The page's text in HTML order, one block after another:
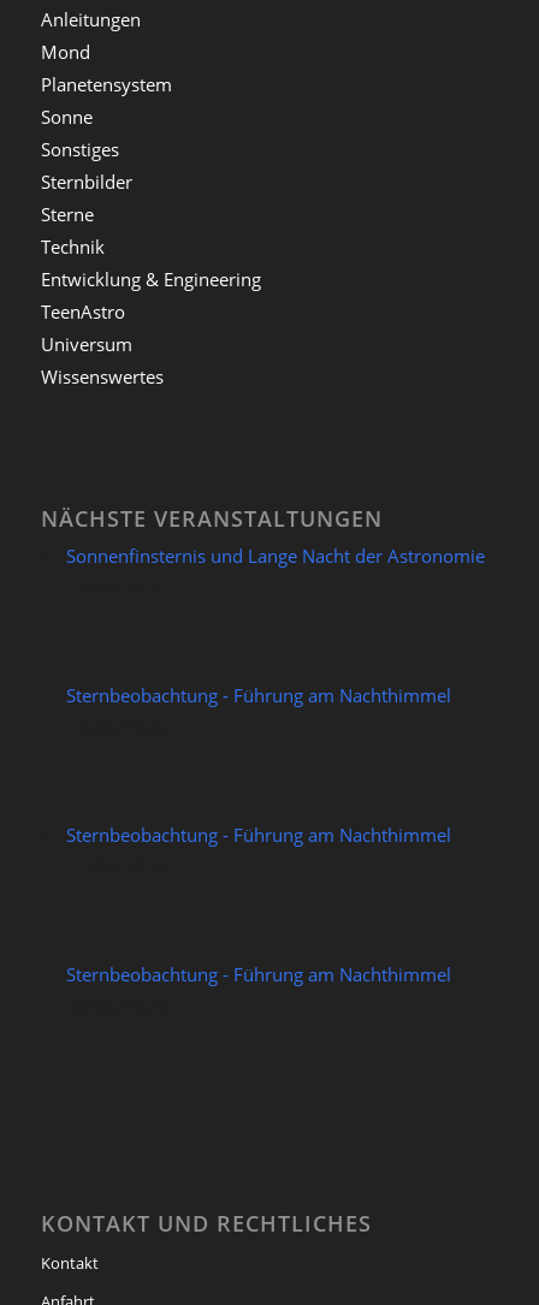
Anleitungen
Mond
Planetensystem
Sonne
Sonstiges
Sternbilder
Sterne
Technik
Entwicklung & Engineering
TeenAstro
Universum
Wissenswertes
NÄCHSTE VERANSTALTUNGEN
Sonnenfinsternis und Lange Nacht der Astronomie
Sternbeobachtung - Führung am Nachthimmel
Sternbeobachtung - Führung am Nachthimmel
Sternbeobachtung - Führung am Nachthimmel
KONTAKT UND RECHTLICHES
Kontakt